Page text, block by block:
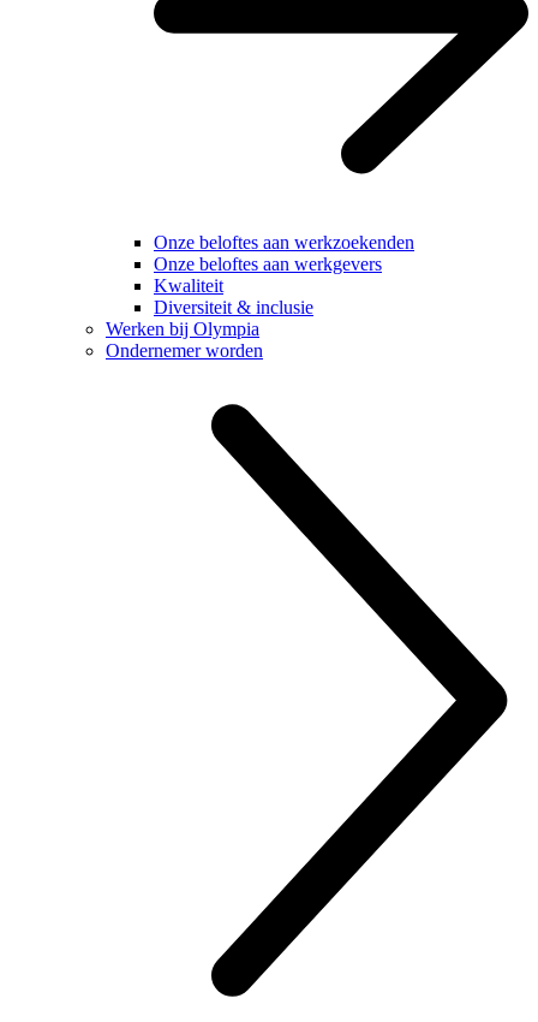
Onze beloftes aan werkzoekenden
Onze beloftes aan werkgevers
Kwaliteit
Diversiteit & inclusie
Werken bij Olympia
Ondernemer worden